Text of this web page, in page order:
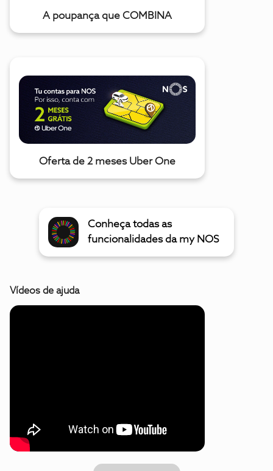
A poupança que COMBINA
Oferta de 2 meses Uber One
Conheça todas as
funcionalidades da my NOS
Vídeos de ajuda